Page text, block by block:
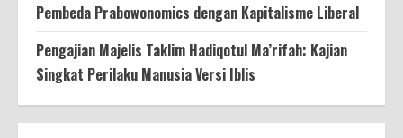
Pembeda Prabowonomics dengan Kapitalisme Liberal
Pengajian Majelis Taklim Hadiqotul Ma’rifah: Kajian
Singkat Perilaku Manusia Versi Iblis